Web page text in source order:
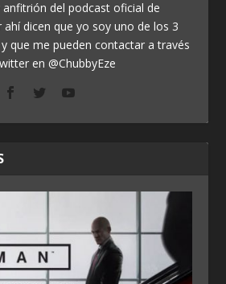
del podcast oficial de
ahí dicen que yo soy uno de los 3
que me pueden contactar a través
en @ChubbyEze